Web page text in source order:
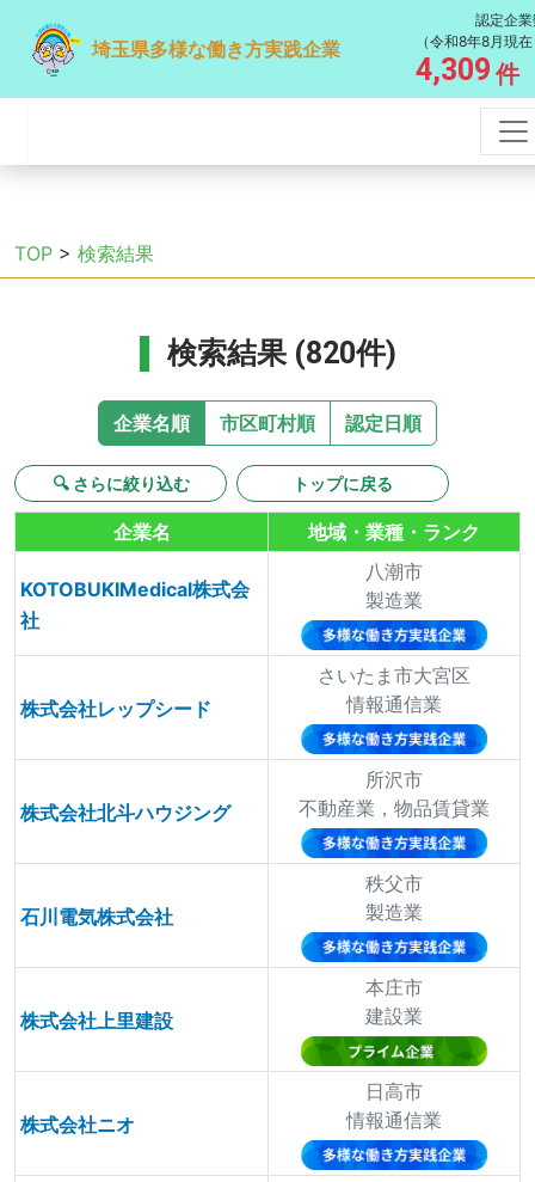
埼玉県多様な働き方実践企業
認定企
（令和8年8月現
4,309 件
TOP > 検索結果
検索結果 (820件)
企業名順 市区町村順 認定日順
🔍 さらに絞り込む トップに戻る
企業名 地域・業種・ランク
KOTOBUKIMedical株式会
社
八潮市
製造業
株式会社レップシード
さいたま市大宮区
情報通信業
株式会社北斗ハウジング
所沢市
不動産業，物品賃貸業
石川電気株式会社
秩父市
製造業
株式会社上里建設
本庄市
建設業
株式会社ニオ
日高市
情報通信業